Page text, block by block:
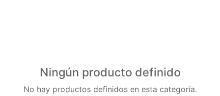
Ningún producto definido
No hay productos definidos en esta categoría.